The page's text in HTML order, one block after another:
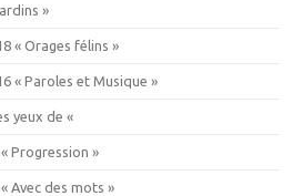
»
« Orages félins »
« Paroles et Musique »
yeux de «
Progression »
Avec des mots »